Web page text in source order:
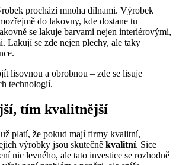
prochází mnoha dílnami. Výrobek
do lakovny, kde dostane tu
se lakuje barvami nejen interiérovými,
Lakují se zde nejen plechy, ale taky
lisovnou a obrobnou – zde se lisuje
technologií.
tím kvalitnější
platí, že pokud mají firmy kvalitní,
výrobky jsou skutečně kvalitní. Sice
nic levného, ale tato investice se rozhodně